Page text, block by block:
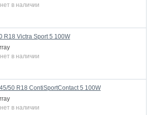
нет в наличии
R18 Victra Sport 5 100W
нет в наличии
50 R18 ContiSportContact 5 100W
нет в наличии